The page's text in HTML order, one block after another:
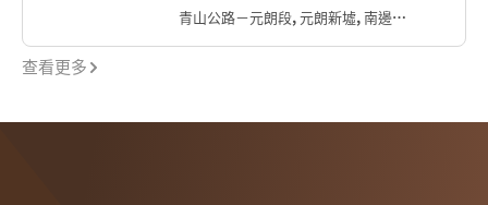
查看更多
青山公路－元朗段, 元朗新墟, 南邊圍, 元朗區, 新界, 香港, 中国